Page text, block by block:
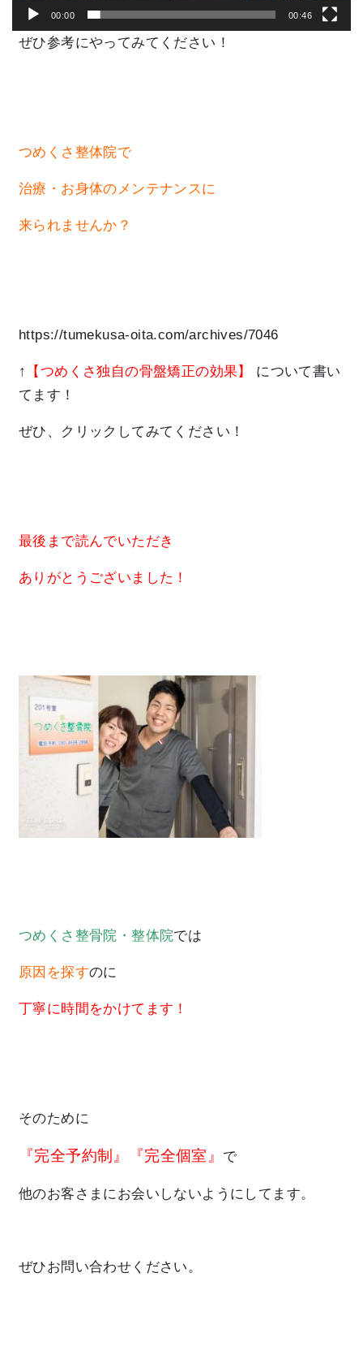
00:00 00:46
ぜひ参考にやってみてください！
つめくさ整体院で
治療・お身体のメンテナンスに
来られませんか？
https://tumekusa-oita.com/archives/7046
↑ 【つめくさ独自の骨盤矯正の効果】
について書い
てます！
ぜひ、クリックしてみてください！
最後まで読んでいただき
ありがとうございました！
つめくさ整骨院・整体院では
原因を探すのに
丁寧に時間をかけてます！
そのために
『完全予約制』『完全個室』 で
他のお客さまにお会いしないようにしてます。
ぜひお問い合わせください。